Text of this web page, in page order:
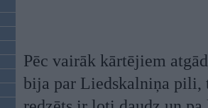
Pēc vairāk kārtējiem
bija par Liedskalniņa pili,